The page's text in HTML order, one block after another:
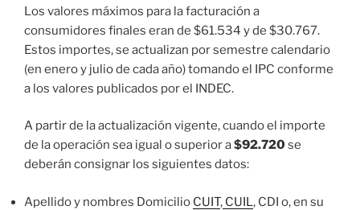
Los valores máximos para la facturación a
consumidores finales eran de $61.534 y de $30.767.
Estos importes, se actualizan por semestre calendario
(en enero y julio de cada año) tomando el IPC conforme
a los valores publicados por el INDEC.
A partir de la actualización vigente, cuando el importe
de la operación sea igual o superior a$92.720se
deberán consignar los siguientes datos:
Apellido y nombres Domicilio CUIT, CUIL, CDI o, en su